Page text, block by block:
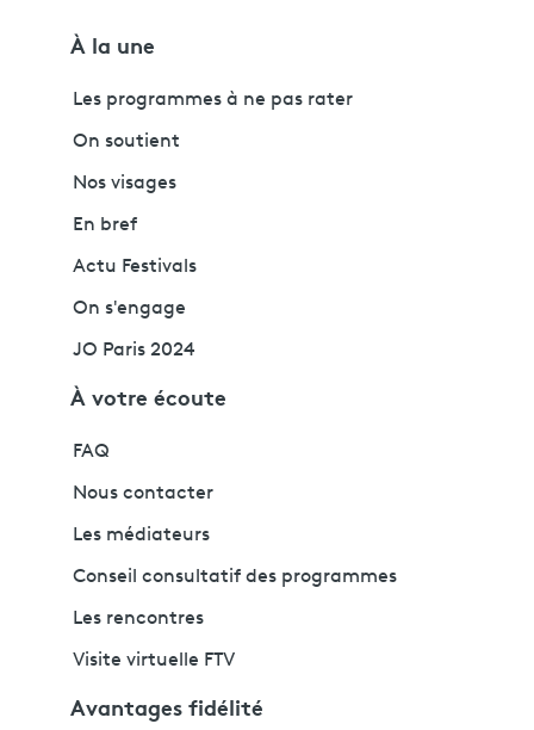
À la une
Les programmes à ne pas rater
On soutient
Nos visages
En bref
Actu Festivals
On s'engage
JO Paris 2024
À votre écoute
FAQ
Nous contacter
Les médiateurs
Conseil consultatif des programmes
Les rencontres
Visite virtuelle FTV
Avantages fidélité